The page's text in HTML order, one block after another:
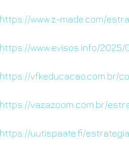
https://www.z-made.com/
https://www.evisos.info/
https://vfkeducacao.com.br/
https://vazazoom.com.br/
https://uutispaate.fi/